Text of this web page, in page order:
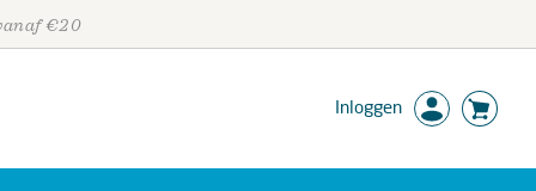
€20
Inloggen